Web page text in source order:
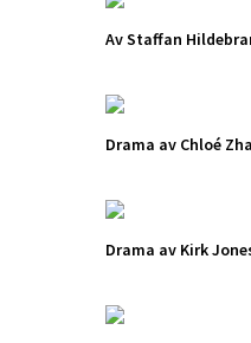
Av Staffan
Drama av Chloé
Drama av Kirk